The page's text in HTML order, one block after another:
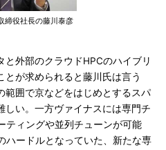
締役社長の藤川泰彦
外部のクラウドHPCのハイブリ
とが求められると藤川氏は言う
範囲で京などをはじめとするスパ
しい。一方ヴァイナスには専門チ
ティングや並列チューンが可能
ハードルとなっていた、新たな専